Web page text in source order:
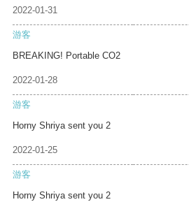
2022-01-31
游客
BREAKING! Portable CO2
2022-01-28
游客
Horny Shriya sent you 2
2022-01-25
游客
Horny Shriya sent you 2